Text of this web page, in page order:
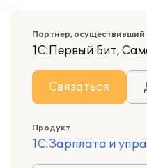
Партнер,
1С:Первый Бит,
Связаться
Продукт
1С:Зарплата и